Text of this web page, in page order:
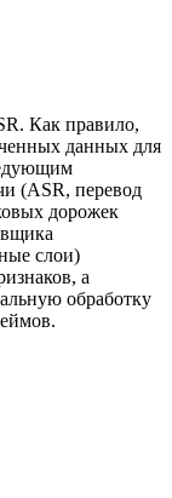
Как правило,
данных для
(ASR, перевод
дорожек
слои)
а
обработку